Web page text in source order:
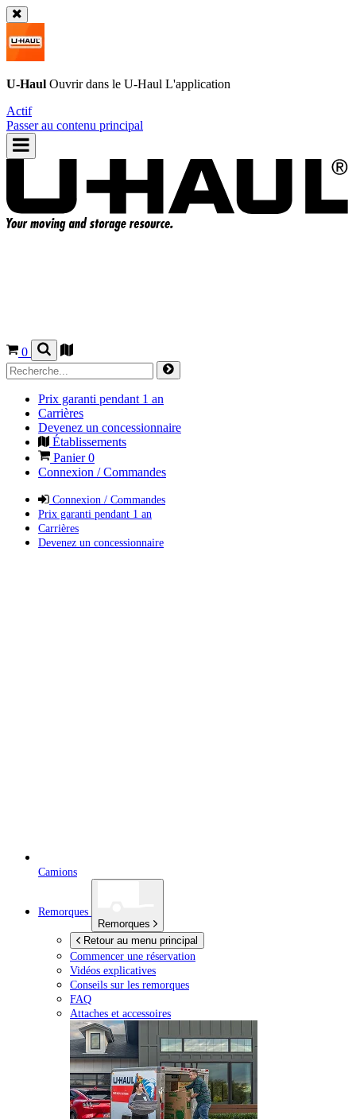
U-Haul Ouvrir dans le U-Haul L'application
Actif
Passer au contenu principal
0
Prix garanti pendant 1 an
Carrières
Devenez un concessionnaire
Établissements
Panier0
Connexion / Commandes
Connexion / Commandes
Prix garanti pendant 1 an
Carrières
Devenez un concessionnaire
Camions
Remorques
Remorques
Retour au menu principal
Commencer une réservation
Vidéos explicatives
Conseils sur les remorques
FAQ
Attaches et accessoires